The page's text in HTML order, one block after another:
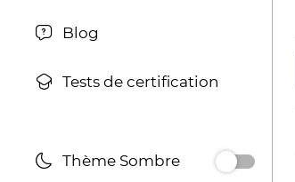
Blog
Tests de certification
Thème Sombre